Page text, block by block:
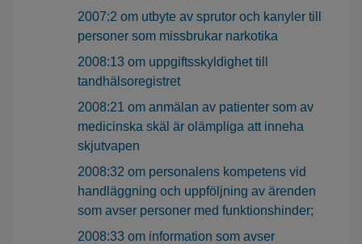
2007:2 om utbyte av sprutor och kanyler till
personer som missbrukar narkotika
2008:13 om uppgiftsskyldighet till
tandhälsoregistret
2008:21 om anmälan av patienter som av
medicinska skäl är olämpliga att inneha
skjutvapen
2008:32 om personalens kompetens vid
handläggning och uppföljning av ärenden
som avser personer med funktionshinder;
2008:33 om information som avser